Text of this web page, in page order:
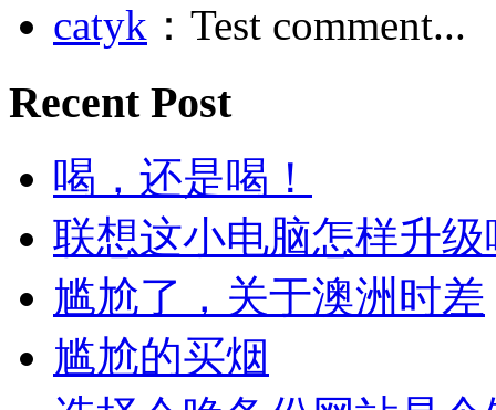
catyk ：Test comment...
Recent Post
喝，还是喝！
联想这小电脑怎样升级
尴尬了，关于澳洲时差
尴尬的买烟